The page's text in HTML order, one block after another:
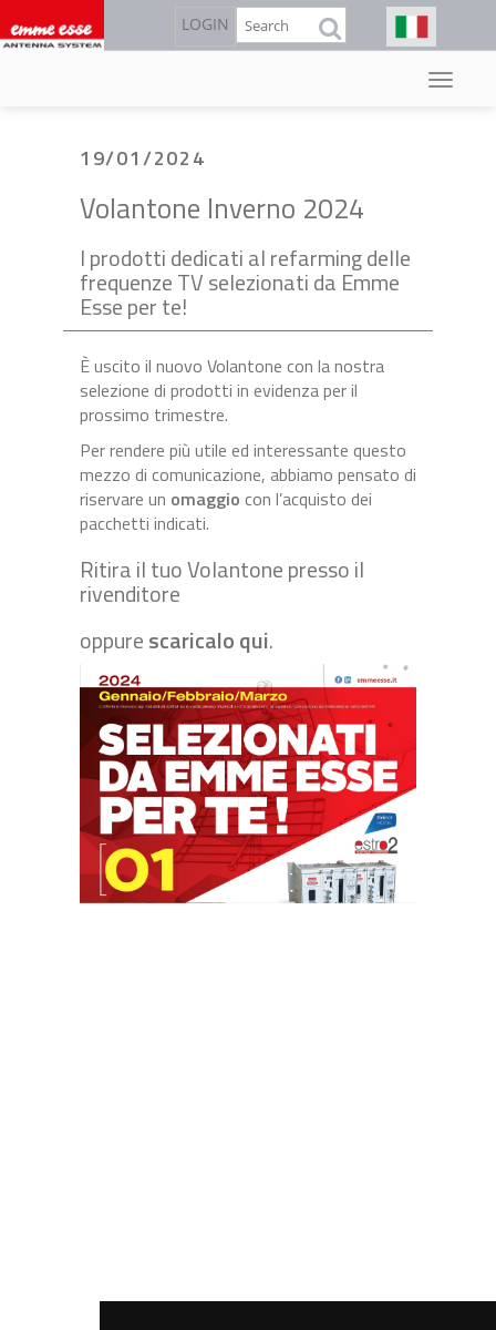
al
contenuto
LOGIN Cerca
19/01/2024
Volantone Inverno 2024
I prodotti dedicati al refarming delle
frequenze TV selezionati da Emme
Esse per te!
È uscito il nuovo Volantone con la nostra
selezione di prodotti in evidenza per il
prossimo trimestre.
Per rendere più utile ed interessante questo
mezzo di comunicazione, abbiamo pensato di
riservare un omaggio con l’acquisto dei
pacchetti indicati.
Ritira il tuo Volantone presso il
rivenditore
oppurescaricalo qui.